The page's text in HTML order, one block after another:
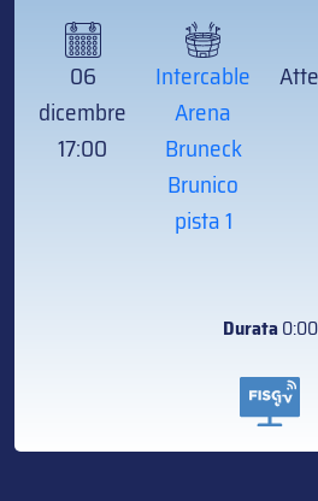
06
dicembre
17:00
Intercable
Arena
Bruneck
Brunico
pista 1
Durata0:00